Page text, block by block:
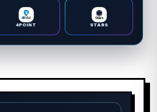
4POINT STARS